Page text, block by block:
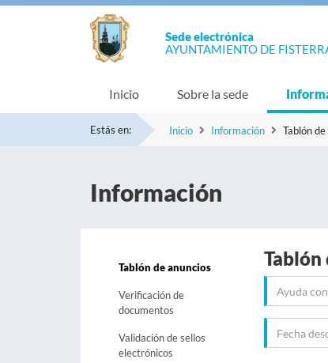
Sede electrónica
AYUNTAMIENTO DE
Inicio Sobre la sede
Estás en: Inicio Información Tablón
Información
Tablón de anuncios
Verificación de
documentos
Validación de sellos
electrónicos
Tablón